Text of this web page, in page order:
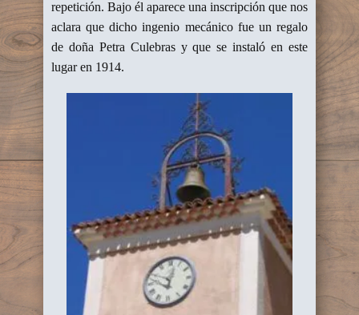
repetición. Bajo él aparece una inscripción que nos
aclara que dicho ingenio mecánico fue un regalo
de doña Petra Culebras y que se instaló en este
lugar en 1914.